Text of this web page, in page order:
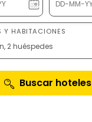
Y HABITACIONES
2 huéspedes
Buscar hoteles